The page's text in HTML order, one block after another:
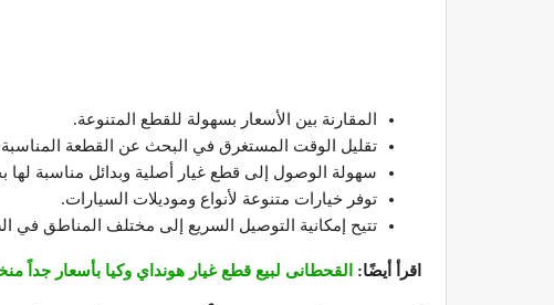
المقارنة بين الأسعار بسهولة للقطع المتنوعة.
تقليل الوقت المستغرق في البحث عن القطعة المناسبة
سهولة الوصول إلى قطع غيار أصلية وبدائل مناسبة لها
توفر خيارات متنوعة لأنواع وموديلات السيارات.
تتيح إمكانية التوصيل السريع إلى مختلف المناطق في
اقرأ أيضًا: القحطانى لبيع قطع غيار هونداي وكيا بأسعار جداً